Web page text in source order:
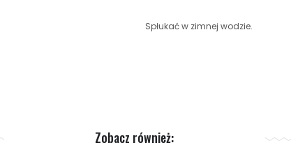
Spłukać w zimnej wodzie.
Zobacz również: